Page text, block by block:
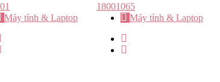
Máy tính & Laptop
18001065
Máy tính & Laptop